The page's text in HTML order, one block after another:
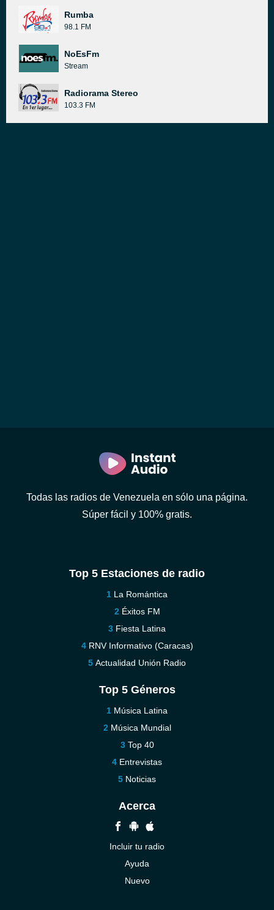
Rumba
98.1 FM
NoEsFm
Stream
Radiorama Stereo
103.3 FM
Todas las radios de Venezuela en sólo una página.
Súper fácil y 100% gratis.
Top 5 Estaciones de radio
La Romántica
Éxitos FM
Fiesta Latina
RNV Informativo (Caracas)
Actualidad Unión Radio
Top 5 Géneros
Música Latina
Música Mundial
Top 40
Entrevistas
Noticias
Acerca
Incluir tu radio
Ayuda
Nuevo